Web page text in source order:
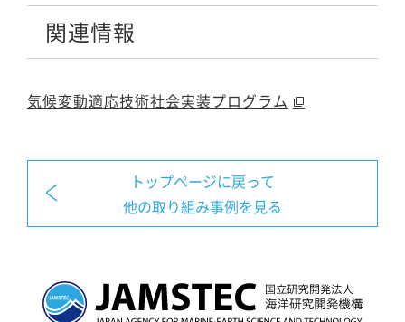
関連情報
気候変動適応技術社会実装プログラム
トップページに戻って
他の取り組み事例を見る